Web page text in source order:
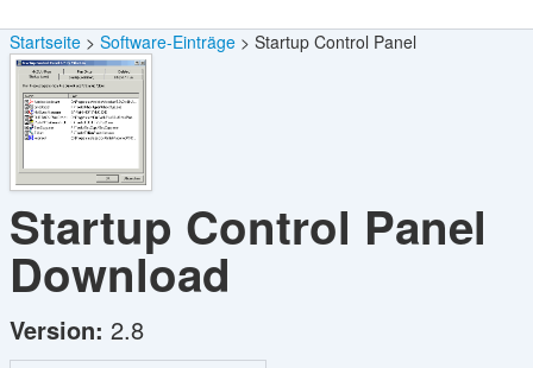
Startseite Software-Einträge Startup Control Panel
Startup Control Panel
Download
Version: 2.8